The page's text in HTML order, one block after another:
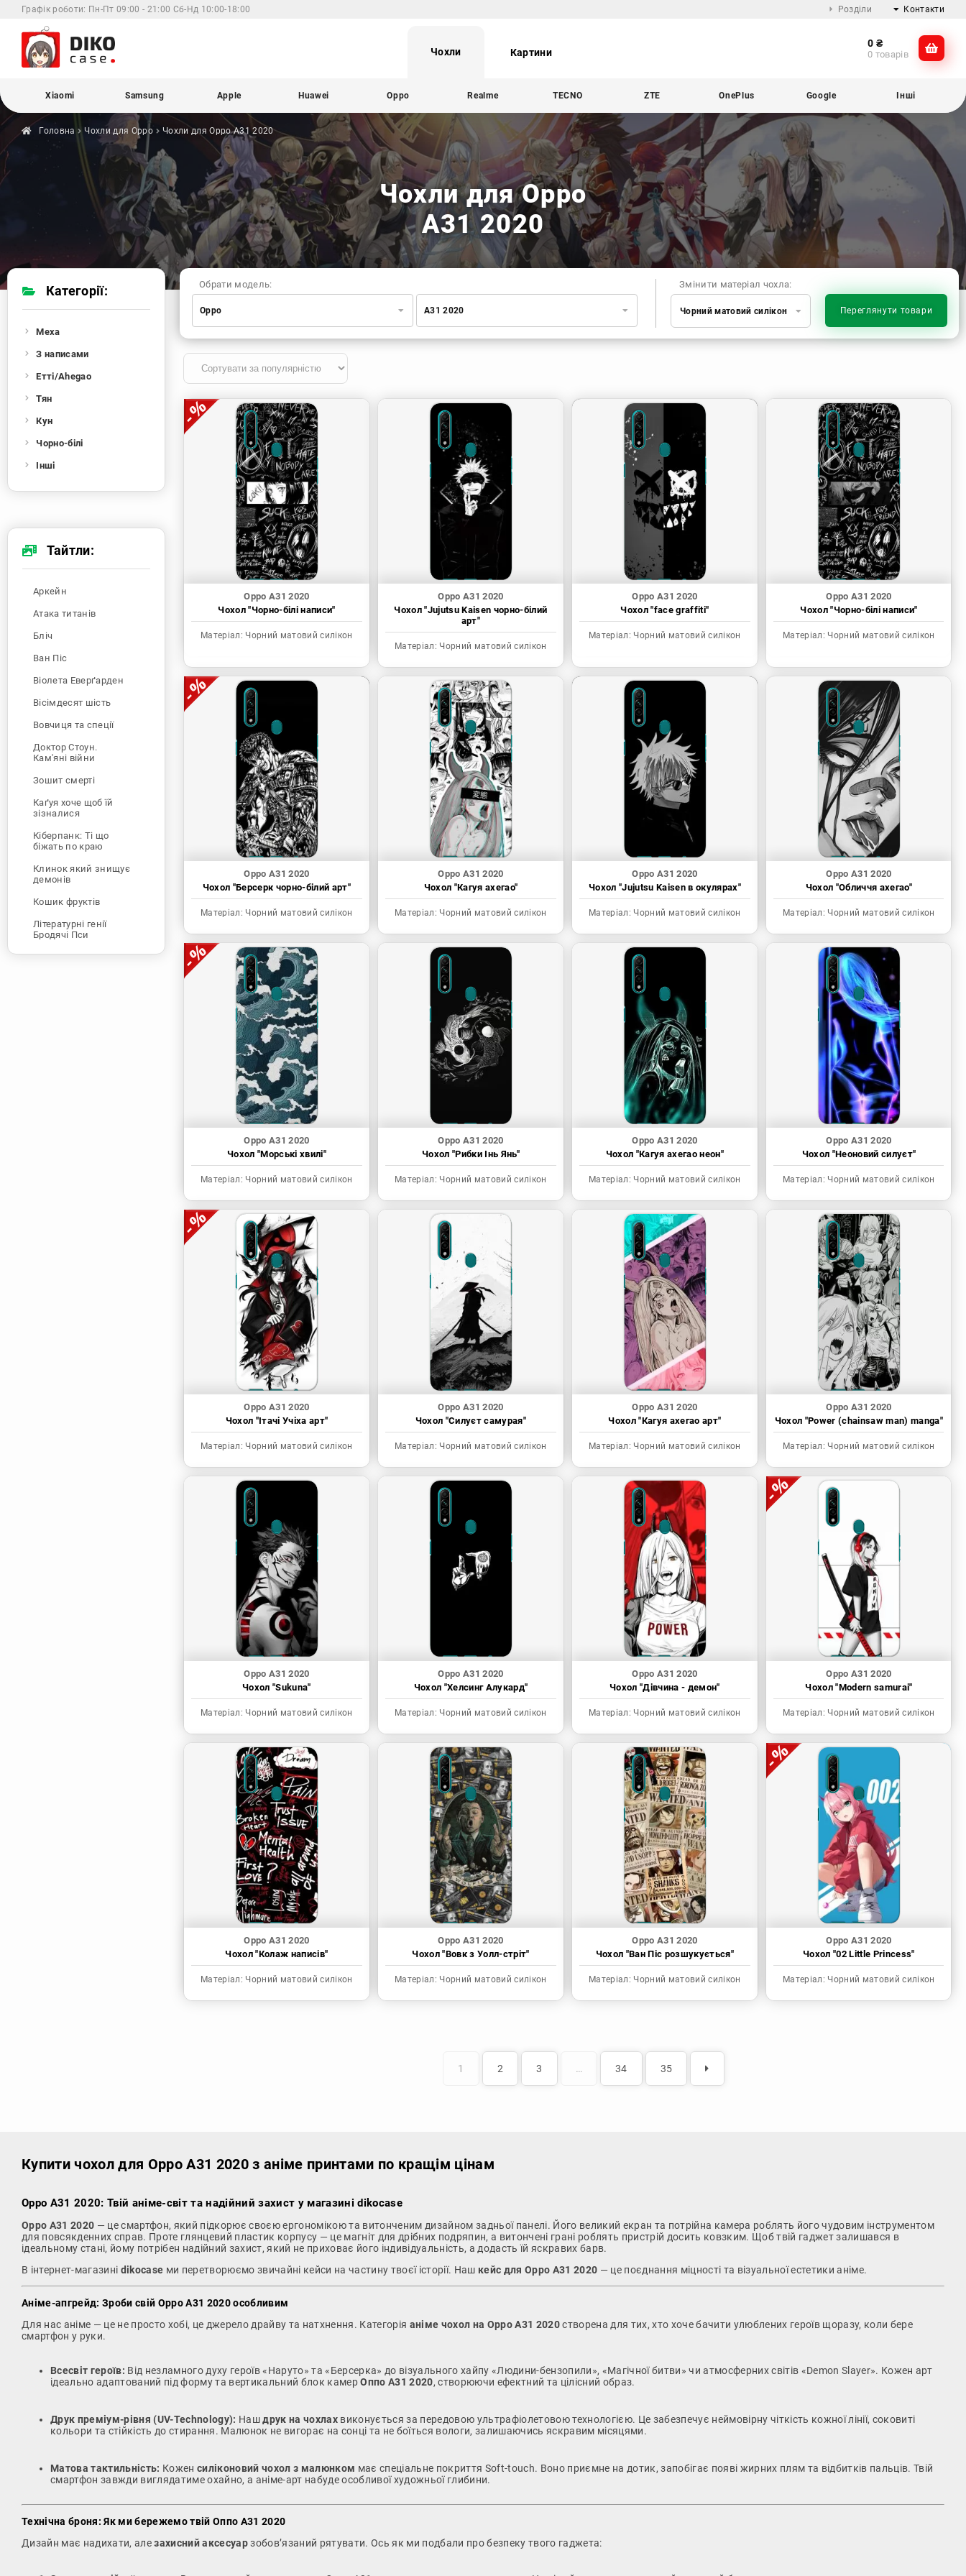
Графік роботи: Пн-Пт 09:00 - 21:00 Сб-Нд 10:00-18:00 Розділи Контакти
@dikocase
Чохли Картини
0 ₴
0 товарів
Xiaomi Samsung Apple Huawei Oppo Realme TECNO ZTE OnePlus Google Інші
Головна Чохли для Oppo Чохли для OppoA31 2020
Чохли для Oppo
A31 2020
Змінити матеріал чохла:
Чорний матовий силікон Переглянути товари
Обрати модель:
Oppo
Samsung
Huawei
Realme
TECNO
OnePlus
Google
Infinix
Sony
Motorola
A31 2020
Oppo A31 2020
Чохол "Чорно-білі написи"
Матеріал: Чорний матовий силікон
Oppo A31 2020
Чохол "Jujutsu Kaisen чорно-білий
арт"
Матеріал: Чорний матовий силікон
Oppo A31 2020
Чохол "face graffiti"
Матеріал: Чорний матовий силікон
Oppo A31 2020
Чохол "Чорно-білі написи"
Матеріал: Чорний матовий силікон
Oppo A31 2020
Чохол "Берсерк чорно-білий арт"
Матеріал: Чорний матовий силікон
Oppo A31 2020
Чохол "Кагуя ахегао"
Матеріал: Чорний матовий силікон
Oppo A31 2020
Чохол "Jujutsu Kaisen в окулярах"
Матеріал: Чорний матовий силікон
Oppo A31 2020
Чохол "Обличчя ахегао"
Матеріал: Чорний матовий силікон
Oppo A31 2020
Чохол "Морські хвилі"
Матеріал: Чорний матовий силікон
Oppo A31 2020
Чохол "Рибки Інь Янь"
Матеріал: Чорний матовий силікон
Oppo A31 2020
Чохол "Кагуя ахегао неон"
Матеріал: Чорний матовий силікон
Oppo A31 2020
Чохол "Неоновий силуєт"
Матеріал: Чорний матовий силікон
Oppo A31 2020
Чохол "Ітачі Учіха арт"
Матеріал: Чорний матовий силікон
Oppo A31 2020
Чохол "Силуєт самурая"
Матеріал: Чорний матовий силікон
Oppo A31 2020
Чохол "Кагуя ахегао арт"
Матеріал: Чорний матовий силікон
Oppo A31 2020
Чохол "Power (chainsaw man) manga"
Матеріал: Чорний матовий силікон
Oppo A31 2020
Чохол "Sukuna"
Матеріал: Чорний матовий силікон
Oppo A31 2020
Чохол "Хелсинг Алукард"
Матеріал: Чорний матовий силікон
Oppo A31 2020
Чохол "Дівчина - демон"
Матеріал: Чорний матовий силікон
Oppo A31 2020
Чохол "Modern samurai"
Матеріал: Чорний матовий силікон
Oppo A31 2020
Чохол "Колаж написів"
Матеріал: Чорний матовий силікон
Oppo A31 2020
Чохол "Вовк з Уолл-стріт"
Матеріал: Чорний матовий силікон
Oppo A31 2020
Чохол "Ван Піс розшукується"
Матеріал: Чорний матовий силікон
Oppo A31 2020
Чохол "02 Little Princess"
Матеріал: Чорний матовий силікон
1 2 3 … 34 35
Категорії:
Меха
З написами
Етті/Ahegao
Тян
Кун
Чорно-білі
Інші
Тайтли:
Аркейн
Атака титанів
Бліч
Ван Піс
Віолета Еверґарден
Вісімдесят шість
Вовчиця та спеції
Доктор Стоун.
Кам'яні війни
Зошит смерті
Каґуя хоче щоб їй
зізналися
Кіберпанк: Ті що
біжать по краю
Клинок який знищує
демонів
Кошик фруктів
Літературні генії
Бродячі Пси
Людина-бензопила
Купити чохол для Oppo A31 2020 з аніме принтами по кращім цінам
Oppo A31 2020: Твій аніме-світ та надійний захист у магазині dikocase
Oppo A31 2020 — це смартфон, який підкорює своєю ергономікою та витонченим дизайном задньої панелі. Його великий екран та потрійна камера роблять його чудовим інструментом
для повсякденних справ. Проте глянцевий пластик корпусу — це магніт для дрібних подряпин, а витончені грані роблять пристрій досить ковзким. Щоб твій гаджет залишався в
ідеальному стані, йому потрібен надійний захист, який не приховає його індивідуальність, а додасть їй яскравих барв.
В інтернет-магазині dikocase ми перетворюємо звичайні кейси на частину твоєї історії. Наш кейс для Oppo A31 2020 — це поєднання міцності та візуальної естетики аніме.
Аніме-апгрейд: Зроби свій Oppo A31 2020 особливим
Для нас аніме — це не просто хобі, це джерело драйву та натхнення. Категорія аніме чохол на Oppo A31 2020створена для тих, хто хоче бачити улюблених героїв щоразу, коли бере
смартфон у руки.
Всесвіт героїв: Від незламного духу героїв «Наруто» та «Берсерка» до візуального хайпу «Людини-бензопили», «Магічної битви» чи атмосферних світів «Demon Slayer». Кожен арт
ідеально адаптований під форму та вертикальний блок камерОппо А31 2020, створюючи ефектний та цілісний образ.
Друк преміум-рівня (UV-Technology): Нашдрук на чохлах виконується за передовою ультрафіолетовою технологією. Це забезпечує неймовірну чіткість кожної лінії, соковиті
кольори та стійкість до стирання. Малюнок не вигорає на сонці та не боїться вологи, залишаючись яскравим місяцями.
Матова тактильність: Коженсиліконовий чохол з малюнком має спеціальне покриття Soft-touch. Воно приємне на дотик, запобігає появі жирних плям та відбитків пальців. Твій
смартфон завжди виглядатиме охайно, а аніме-арт набуде особливої художньої глибини.
Технічна броня: Як ми бережемо твій Оппо А31 2020
Дизайн має надихати, алезахисний аксесуарзобов’язаний рятувати. Ось як ми подбали про безпеку твого гаджета: